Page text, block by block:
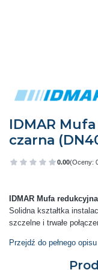
IDMAR
czarna
0.00(Oceny:
Przejdź
IDMAR Mufa
Solidna kształtka
szczelne i trwałe
Przejdź do pełnego opisu